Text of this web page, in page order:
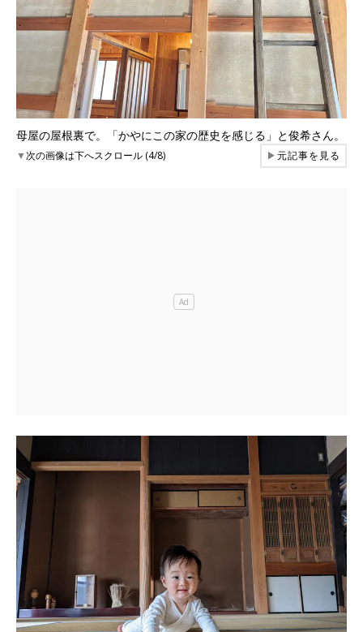
母屋の屋根裏で。「かやにこの家の歴史を感じる」と俊希さん。
▼次の画像は下へスクロール (4/8) ▶元記事を見る